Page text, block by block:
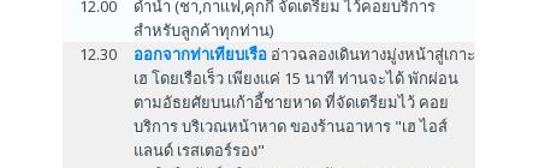
12.00
ดำน้ำ (ชา,กาเเฟ,คุกกี้ จัดเตรียม ไว้คอยบริการ
สำหรับลูกค้าทุกท่าน)
12.30
ออกจากท่าเทียบเรือ อ่าวฉลองเดินทางมู่งหน้าสู่เกาะ
เฮ โดยเรือเร็ว เพียงแค่ 15 นาที ท่านจะได้ พักผ่อน
ตามอัธยศัยบนเก้าอี้ชายหาด ที่จัดเตรียมไว้ คอย
บริการ บริเวณหน้าหาด ของร้านอาหาร "เฮ ไอส์
แลนด์ เรสเตอร์รอง"